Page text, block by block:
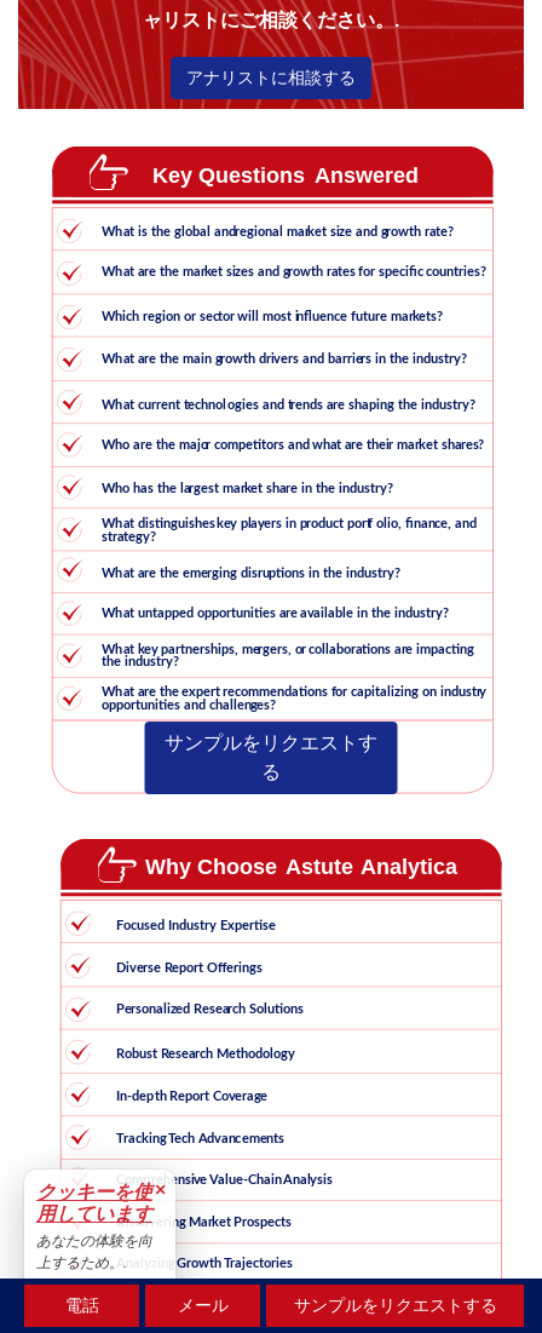
ャリストにご相談ください。.
アナリストに相談する
サンプルをリクエストす
る
電話 メール サンプルをリクエストする
クッキーを使
用しています
×
あなたの体験を向
上するため。.
受け入れる